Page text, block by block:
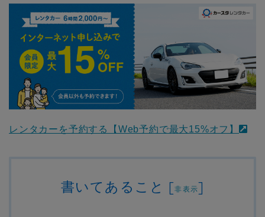
レンタカーを予約する【Web予約で最大15%オフ】
書いてあること [非表示]